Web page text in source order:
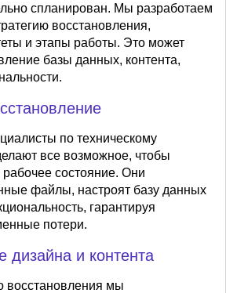
спланирован. Мы разработаем
восстановления,
и этапы работы. Это может
базы данных, контента,
по техническому
все возможное, чтобы
состояние. Они
файлы, настроят базу данных
гарантируя
потери.
дизайна и контента
восстановления мы